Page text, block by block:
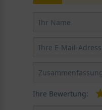
Ihre Bewertung: